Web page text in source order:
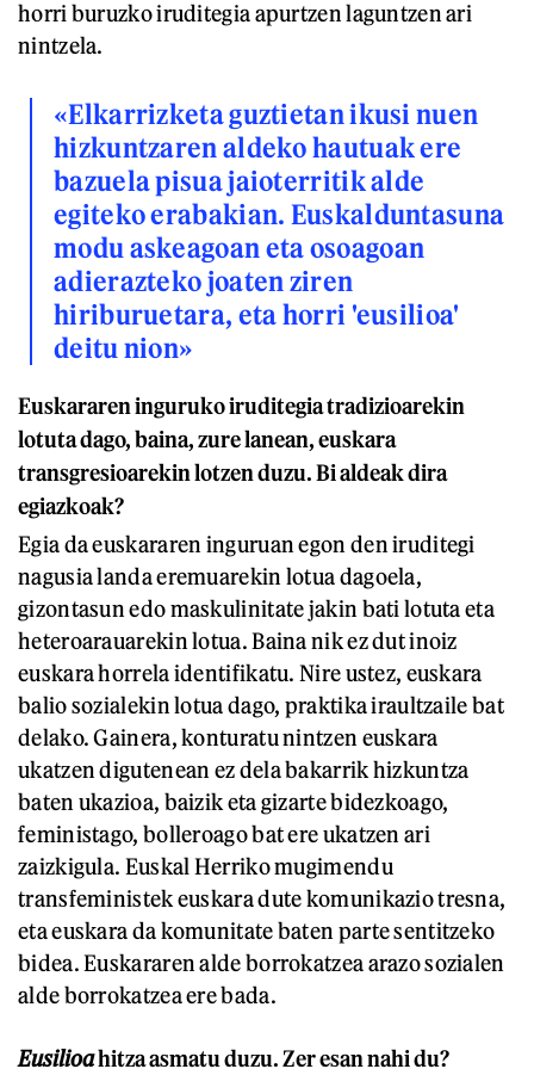
horri buruzko iruditegia apurtzen laguntzen ari
nintzela.
«Elkarrizketa guztietan ikusi nuen
hizkuntzaren aldeko hautuak ere
bazuela pisua jaioterritik alde
egiteko erabakian. Euskalduntasuna
modu askeagoan eta osoagoan
adierazteko joaten ziren
hiriburuetara, eta horri 'eusilioa'
deitu nion»
Euskararen inguruko iruditegia tradizioarekin
lotuta dago, baina, zure lanean, euskara
transgresioarekin lotzen duzu. Bi aldeak dira
egiazkoak?
Egia da euskararen inguruan egon den iruditegi
nagusia landa eremuarekin lotua dagoela,
gizontasun edo maskulinitate jakin bati lotuta eta
heteroarauarekin lotua. Baina nik ez dut inoiz
euskara horrela identifikatu. Nire ustez, euskara
balio sozialekin lotua dago, praktika iraultzaile bat
delako. Gainera, konturatu nintzen euskara
ukatzen digutenean ez dela bakarrik hizkuntza
baten ukazioa, baizik eta gizarte bidezkoago,
feministago, bolleroago bat ere ukatzen ari
zaizkigula. Euskal Herriko mugimendu
transfeministek euskara dute komunikazio tresna,
eta euskara da komunitate baten parte sentitzeko
bidea. Euskararen alde borrokatzea arazo sozialen
alde borrokatzea ere bada.
Eusilioahitza asmatu duzu. Zer esan nahi du?